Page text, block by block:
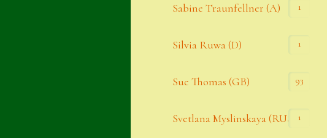
Sabine Traunfellner (A) 1
Silvia Ruwa (D) 1
Sue Thomas (GB) 93
Svetlana Myslinskaya (RUS) 1